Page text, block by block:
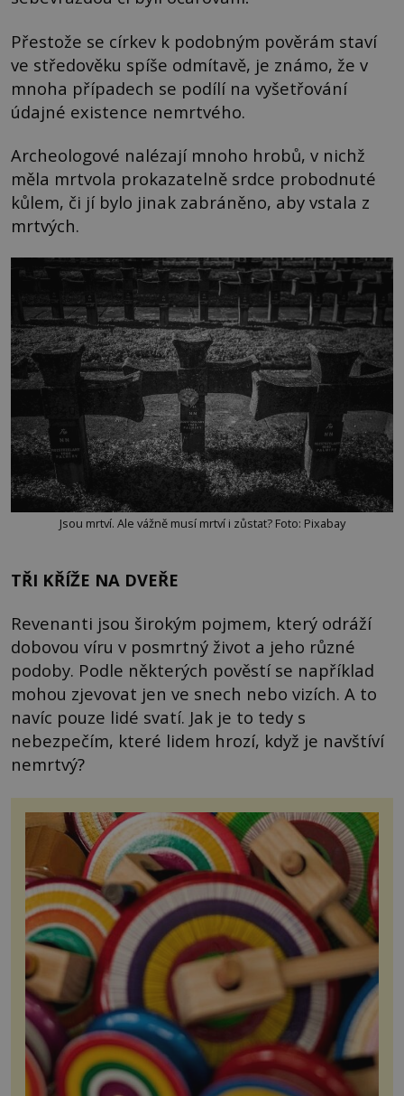
Přestože se církev k podobným pověrám staví
ve středověku spíše odmítavě, je známo, že v
mnoha případech se podílí na vyšetřování
údajné existence nemrtvého.
Archeologové nalézají mnoho hrobů, v nichž
měla mrtvola prokazatelně srdce probodnuté
kůlem, či jí bylo jinak zabráněno, aby vstala z
mrtvých.
Jsou mrtví. Ale vážně musí mrtví i zůstat? Foto: Pixabay
TŘI KŘÍŽE NA DVEŘE
Revenanti jsou širokým pojmem, který odráží
dobovou víru v posmrtný život a jeho různé
podoby. Podle některých pověstí se například
mohou zjevovat jen ve snech nebo vizích. A to
navíc pouze lidé svatí. Jak je to tedy s
nebezpečím, které lidem hrozí, když je navštíví
nemrtvý?